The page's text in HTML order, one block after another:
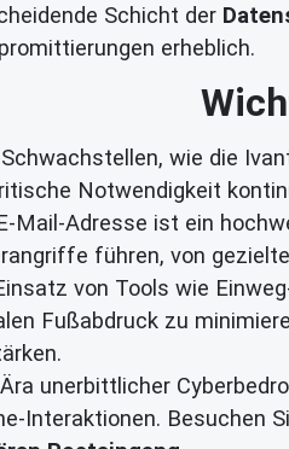
Schicht der
erheblich.
Schwachstellen, wie die
Notwendigkeit
Mail-Adresse ist ein
führen, von
von Tools wie
Fußabdruck zu
unerbittlicher
Interaktionen. Besuchen